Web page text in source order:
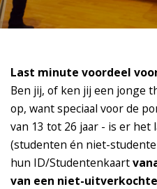
Last minute voordeel
Ben jij, of ken jij een jonge
op, want speciaal voor de
van 13 tot 26 jaar - is er het
(studenten én niet-
hun ID/Studentenkaart
van een niet-